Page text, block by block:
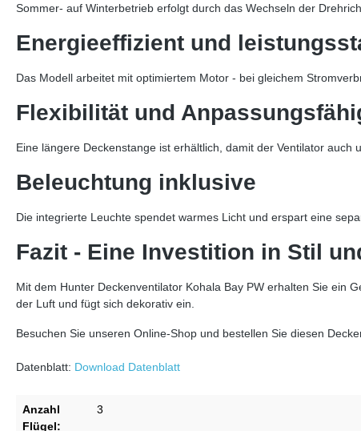
Sommer- auf Winterbetrieb erfolgt durch das Wechseln der
Energieeffizient und
Das Modell arbeitet mit optimiertem Motor - bei gleichem
Flexibilität und
Eine längere Deckenstange ist erhältlich, damit der Ventilator
Beleuchtung inklusive
Die integrierte Leuchte spendet warmes Licht und erspart eine
Fazit - Eine Investition in Stil
Mit dem Hunter Deckenventilator Kohala Bay PW erhalten Sie ein
der Luft und fügt sich dekorativ ein.
Besuchen Sie unseren Online-Shop und bestellen Sie diesen
Datenblatt: Download Datenblatt
Anzahl
Flügel:
3